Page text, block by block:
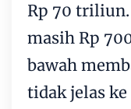
Rp 70 triliun.
masih Rp
bawah
tidak jelas